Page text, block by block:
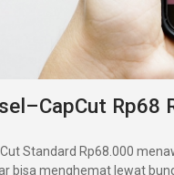
Rp68
Standard Rp68.000
bisa menghemat lewat